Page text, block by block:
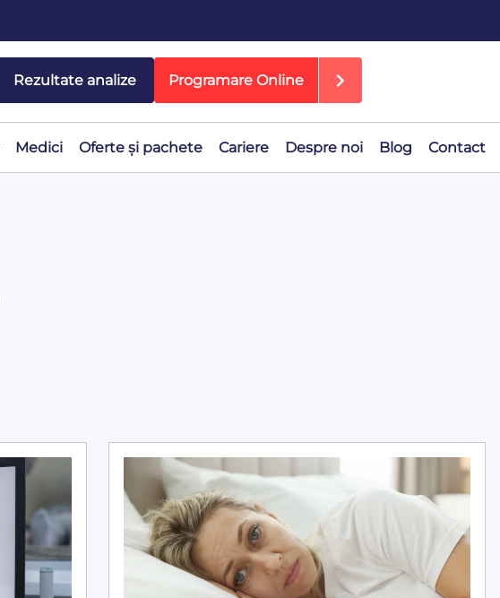
Rezultate analize Programare Online
Medici Oferte și pachete Cariere Despre noi Blog Contact